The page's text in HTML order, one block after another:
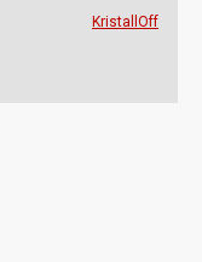
KristallOff